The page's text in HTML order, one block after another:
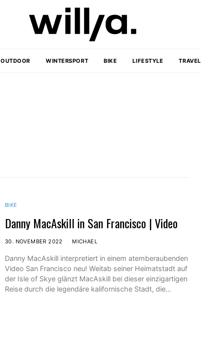
OUTDOOR WINTERSPORT BIKE LIFESTYLE TRAVEL
BIKE
Danny MacAskill in San Francisco | Video
30. NOVEMBER 2022 MICHAEL
Danny MacAskill interpretiert in einem atemberaubenden
Video San Francisco neu! Weitab seiner Heimatstadt auf
der Isle of Skye glänzt MacAskill bei dieser einzigartigen
Reise durch die legendäre kalifornische Stadt, die…